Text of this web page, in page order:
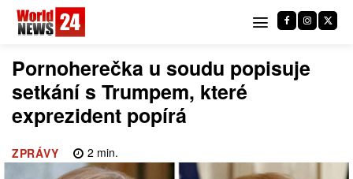
Pornoherečka u soudu popisuje
setkání s Trumpem, které
exprezident popírá
ZPRÁVY 2 min.